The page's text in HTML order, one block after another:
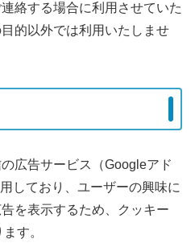
絡する場合に利用させていた
的以外では利用いたしませ
広告サービス（Googleアド
しており、ユーザーの興味に
を表示するため、クッキー
す。